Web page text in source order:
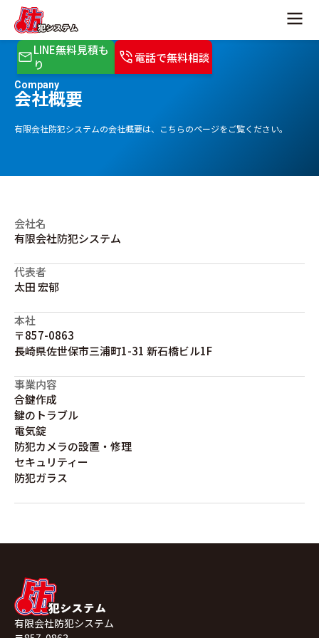
LINE無料見積も
り
電話で無料相談
Company
会社概要
有限会社防犯システムの会社概要は、こちらのページをご覧ください。
会社名
有限会社防犯システム
代表者
太田 宏郁
本社
〒857-0863
長崎県佐世保市三浦町1-31 新石橋ビル1F
事業内容
合鍵作成
鍵のトラブル
電気錠
防犯カメラの設置・修理
セキュリティー
防犯ガラス
有限会社防犯システム